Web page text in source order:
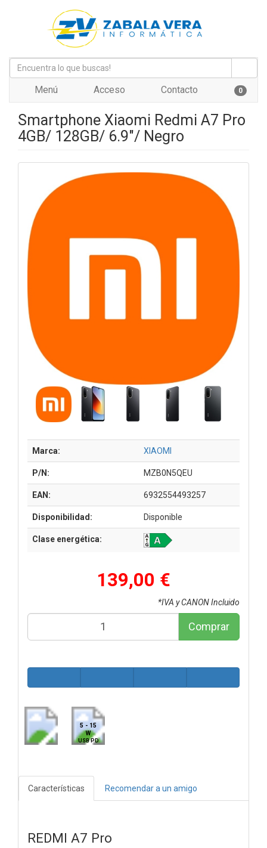
Menú Acceso Contacto 0
Smartphone Xiaomi Redmi A7 Pro
4GB/ 128GB/ 6.9"/ Negro
Marca: XIAOMI
P/N: MZB0N5QEU
EAN: 6932554493257
Disponibilidad: Disponible
Clase energética:
139,00 €
*IVA y CANON Incluido
Comprar
5 - 15
W
USB PD
Características Recomendar a un amigo
REDMI A7 Pro